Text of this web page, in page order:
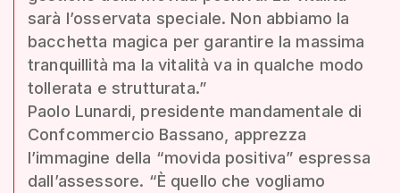
sarà l’osservata speciale. Non abbiamo la
bacchetta magica per garantire la massima
tranquillità ma la vitalità va in qualche modo
tollerata e strutturata.”
Paolo Lunardi, presidente mandamentale di
Confcommercio Bassano, apprezza
l’immagine della “movida positiva” espressa
dall’assessore. “È quello che vogliamo